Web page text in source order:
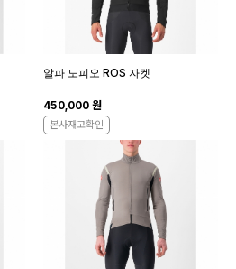
알파 도피오 ROS 자켓
450,000 원
본사재고확인